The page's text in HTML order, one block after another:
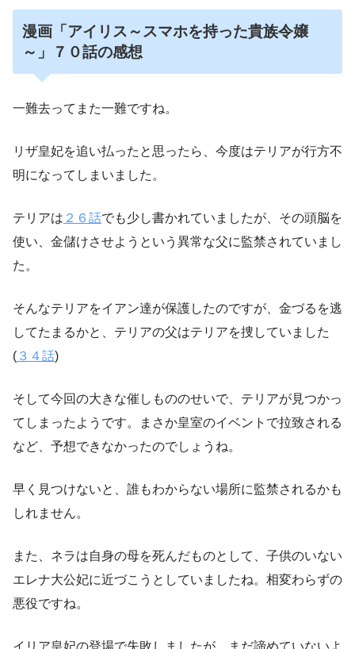
漫画「アイリス～スマホを持った貴族令嬢
～」７０話の感想
一難去ってまた一難ですね。
リザ皇妃を追い払ったと思ったら、今度はテリアが行方不
明になってしまいました。
テリアは ２６話でも少し書かれていましたが、その頭脳を
使い、金儲けさせようという異常な父に監禁されていまし
た。
そんなテリアをイアン達が保護したのですが、金づるを逃
してたまるかと、テリアの父はテリアを捜していました
( ３４話)
そして今回の大きな催しもののせいで、テリアが見つかっ
てしまったようです。まさか皇室のイベントで拉致される
など、予想できなかったのでしょうね。
早く見つけないと、誰もわからない場所に監禁されるかも
しれません。
また、ネラは自身の母を死んだものとして、子供のいない
エレナ大公妃に近づこうとしていましたね。相変わらずの
悪役ですね。
イリア皇妃の登場で失敗しましたが、まだ諦めていないよ